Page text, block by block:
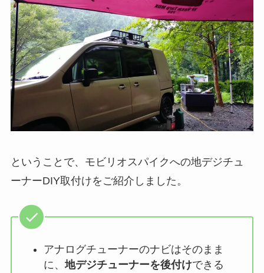
ということで、モビリオスパイクへの地デジチュ
ーナーDIY取付けをご紹介しました。
アナログチューナーのナビはそのまま
に、地デジチューナーを後付けできる